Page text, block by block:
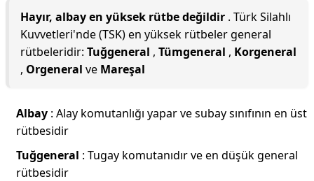
Hayır, albay en yüksek rütbe değildir . Türk Silahlı
Kuvvetleri'nde (TSK) en yüksek rütbeler general
rütbeleridir: Tuğgeneral , Tümgeneral , Korgeneral
, Orgeneral ve Mareşal
Albay : Alay komutanlığı yapar ve subay sınıfının en üst
rütbesidir
Tuğgeneral : Tugay komutanıdır ve en düşük general
rütbesidir